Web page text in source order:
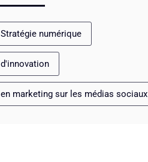
Stratégie numérique
d'innovation
en marketing sur les médias sociaux